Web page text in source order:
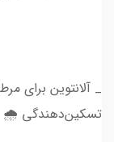
_ آلانتوین برای
تسکین‌دهندگی 🌧️